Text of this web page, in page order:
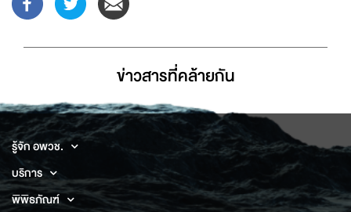
ข่าวสารที่่คล้ายกัน
รู้จัก อพวช.
บริการ
พิพิธภัณฑ์